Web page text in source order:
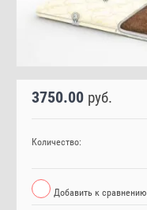
3750.00 руб.
Количество:
Добавить к сравнению